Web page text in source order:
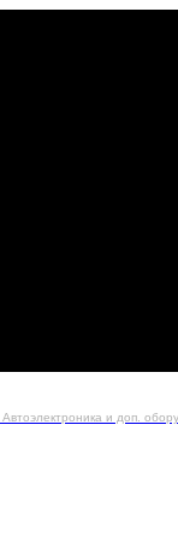
Автоэлектроника и доп.